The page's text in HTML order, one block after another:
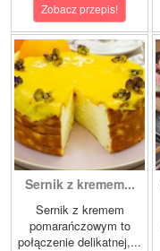
Zobacz przepis!
Sernik z kremem...
Sernik z kremem
pomarańczowym to
połączenie delikatnej,...